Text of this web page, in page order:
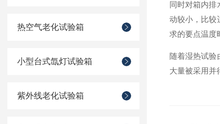
热空气老化试验箱
小型台式氙灯试验箱
紫外线老化试验箱
同时对箱内
动较小，比较
求的要点温度
随着湿热试
大量被采用并